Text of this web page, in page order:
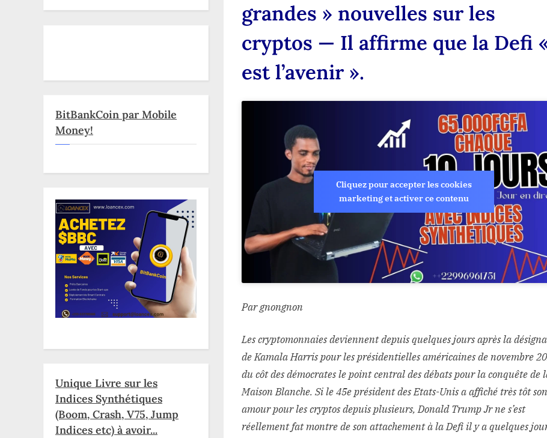
Defi
est
grandes » nouvelles sur les
cryptos — Il affirme que la Defi «
est l’avenir ».
Cliquez pour accepter les cookies
marketing et activer ce contenu
Par gnongnon
Les cryptomonnaies deviennent depuis quelques jours après la
de Kamala Harris pour les présidentielles américaines de novembre
du côt des démocrates le point central des débats pour la conquête de
Maison Blanche. Si le 45e président des Etats-Unis a affiché très tôt son
amour pour les cryptos depuis plusieurs, Donald Trump Jr ne s’est
réellement fat montre de son attachement à la Defi il y a quelques
BitBankCoin par Mobile
Money!
Unique Livre sur les
Indices Synthétiques
(Boom, Crash, V75, Jump
Indices etc) à avoir...